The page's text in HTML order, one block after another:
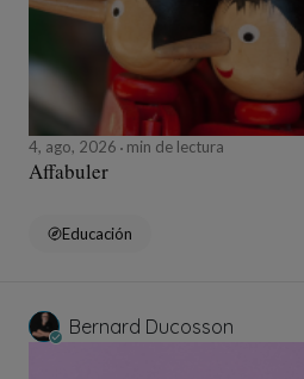
4, ago, 2026 min de lectura
Affabuler
Educación
Bernard Ducosson